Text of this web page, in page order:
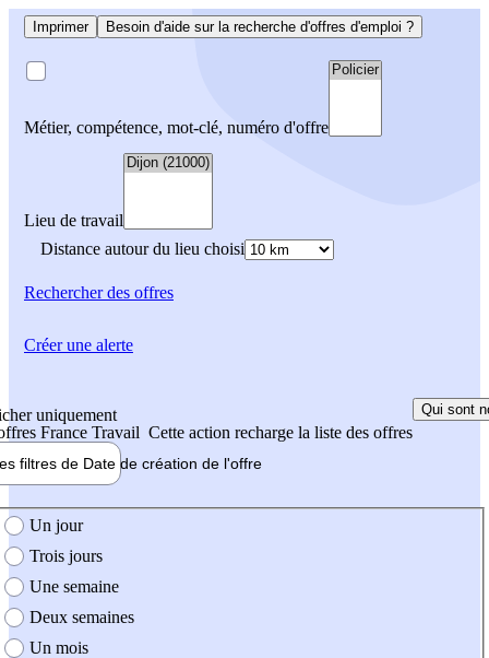
Imprimer Besoin d'aide sur la recherche d'offres d'emploi ?
Métier, compétence, mot-clé, numéro d'offre
Lieu de travail
Distance autour du lieu choisi
Rechercherdes offres
uniquement
France Travail Cette action recharge la liste des offres
Qui sont
filtres de Date de création de l'offre
création de l'offre
Un jour
Trois jours
Une semaine
Deux semaines
Un mois
Créer une alerte